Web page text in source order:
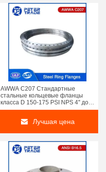
AWWA C207 Стандартные
стальные кольцевые фланцы
класса D 150-175 PSI NPS 4'' до
NPS 144' для очистки сточных
Лучшая цена